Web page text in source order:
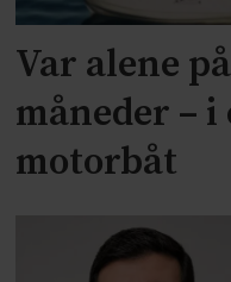
Var alene
måneder – i
motorbåt